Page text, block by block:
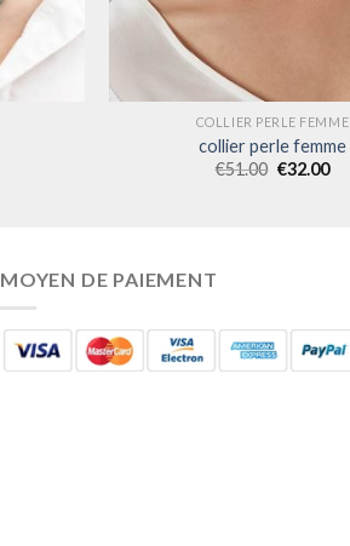
COLLIER PERLE FEMME
collier perle femme
€51.00 €32.00
MOYEN DE PAIEMENT